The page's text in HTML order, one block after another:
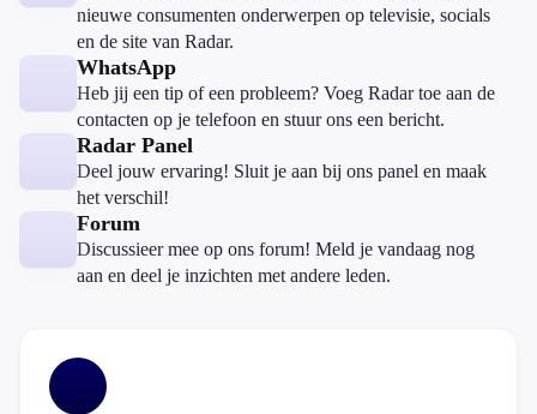
nieuwe consumenten onderwerpen op televisie, socials
en de site van Radar.
WhatsApp
Heb jij een tip of een probleem? Voeg Radar toe aan de
contacten op je telefoon en stuur ons een bericht.
Radar Panel
Deel jouw ervaring! Sluit je aan bij ons panel en maak
het verschil!
Forum
Discussieer mee op ons forum! Meld je vandaag nog
aan en deel je inzichten met andere leden.